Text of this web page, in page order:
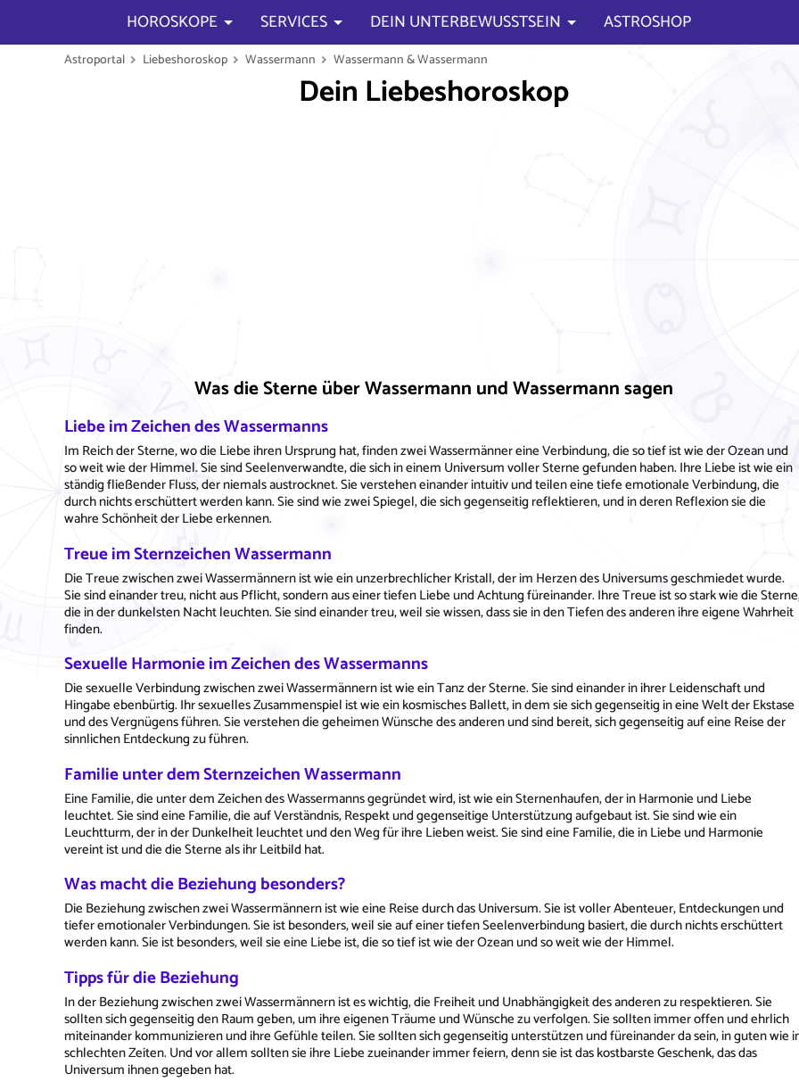
HOROSKOPE SERVICES DEIN UNTERBEWUSSTSEIN ASTROSHOP
Astroportal Liebeshoroskop Wassermann Wassermann & Wassermann
Dein Liebeshoroskop
Was die Sterne über Wassermann und Wassermann sagen
Liebe im Zeichen des Wassermanns
Im Reich der Sterne, wo die Liebe ihren Ursprung hat, finden zwei Wassermänner eine Verbindung, die so tief ist wie der Ozean und
so weit wie der Himmel. Sie sind Seelenverwandte, die sich in einem Universum voller Sterne gefunden haben. Ihre Liebe ist wie ein
ständig fließender Fluss, der niemals austrocknet. Sie verstehen einander intuitiv und teilen eine tiefe emotionale Verbindung, die
durch nichts erschüttert werden kann. Sie sind wie zwei Spiegel, die sich gegenseitig reflektieren, und in deren Reflexion sie die
wahre Schönheit der Liebe erkennen.
Treue im Sternzeichen Wassermann
Die Treue zwischen zwei Wassermännern ist wie ein unzerbrechlicher Kristall, der im Herzen des Universums geschmiedet wurde.
Sie sind einander treu, nicht aus Pflicht, sondern aus einer tiefen Liebe und Achtung füreinander. Ihre Treue ist so stark wie die
die in der dunkelsten Nacht leuchten. Sie sind einander treu, weil sie wissen, dass sie in den Tiefen des anderen ihre eigene Wahrheit
finden.
Sexuelle Harmonie im Zeichen des Wassermanns
Die sexuelle Verbindung zwischen zwei Wassermännern ist wie ein Tanz der Sterne. Sie sind einander in ihrer Leidenschaft und
Hingabe ebenbürtig. Ihr sexuelles Zusammenspiel ist wie ein kosmisches Ballett, in dem sie sich gegenseitig in eine Welt der Ekstase
und des Vergnügens führen. Sie verstehen die geheimen Wünsche des anderen und sind bereit, sich gegenseitig auf eine Reise der
sinnlichen Entdeckung zu führen.
Familie unter dem Sternzeichen Wassermann
Eine Familie, die unter dem Zeichen des Wassermanns gegründet wird, ist wie ein Sternenhaufen, der in Harmonie und Liebe
leuchtet. Sie sind eine Familie, die auf Verständnis, Respekt und gegenseitige Unterstützung aufgebaut ist. Sie sind wie ein
Leuchtturm, der in der Dunkelheit leuchtet und den Weg für ihre Lieben weist. Sie sind eine Familie, die in Liebe und Harmonie
vereint ist und die die Sterne als ihr Leitbild hat.
Was macht die Beziehung besonders?
Die Beziehung zwischen zwei Wassermännern ist wie eine Reise durch das Universum. Sie ist voller Abenteuer, Entdeckungen und
tiefer emotionaler Verbindungen. Sie ist besonders, weil sie auf einer tiefen Seelenverbindung basiert, die durch nichts erschüttert
werden kann. Sie ist besonders, weil sie eine Liebe ist, die so tief ist wie der Ozean und so weit wie der Himmel.
Tipps für die Beziehung
In der Beziehung zwischen zwei Wassermännern ist es wichtig, die Freiheit und Unabhängigkeit des anderen zu respektieren. Sie
sollten sich gegenseitig den Raum geben, um ihre eigenen Träume und Wünsche zu verfolgen. Sie sollten immer offen und ehrlich
miteinander kommunizieren und ihre Gefühle teilen. Sie sollten sich gegenseitig unterstützen und füreinander da sein, in guten wie
schlechten Zeiten. Und vor allem sollten sie ihre Liebe zueinander immer feiern, denn sie ist das kostbarste Geschenk, das das
Universum ihnen gegeben hat.